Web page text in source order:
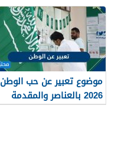
موضوع تعبير عن حب الوطن
2026 بالعناصر والمقدمة
والخاتمة قصير